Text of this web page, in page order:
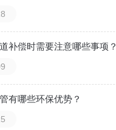
补偿时需要注意哪些事项？
有哪些环保优势？